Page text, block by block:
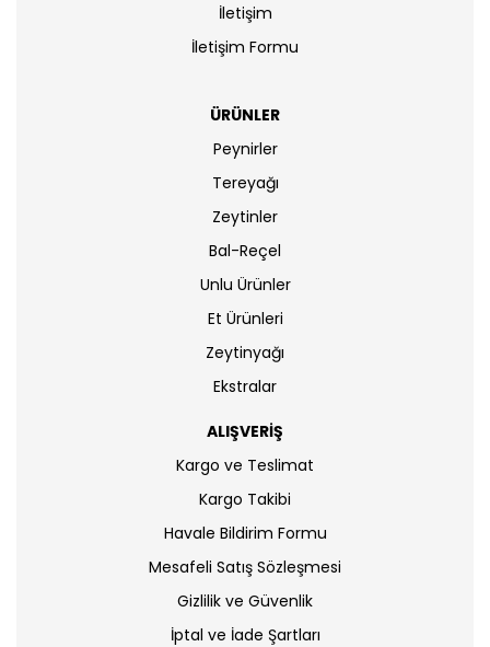
İletişim
İletişim Formu
ÜRÜNLER
Peynirler
Tereyağı
Zeytinler
Bal-Reçel
Unlu Ürünler
Et Ürünleri
Zeytinyağı
Ekstralar
ALIŞVERİŞ
Kargo ve Teslimat
Kargo Takibi
Havale Bildirim Formu
Mesafeli Satış Sözleşmesi
Gizlilik ve Güvenlik
İptal ve İade Şartları